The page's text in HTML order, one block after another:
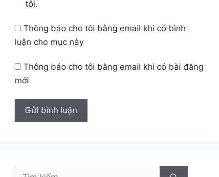
tôi.
Thông báo cho tôi bằng email khi có bình
luận cho mục này
Thông báo cho tôi bằng email khi có bài đăng
mới
Tìm